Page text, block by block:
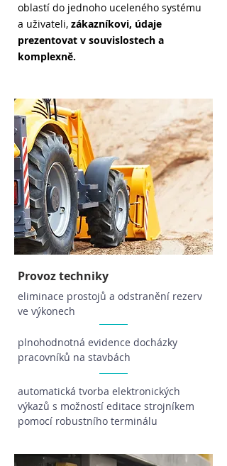
oblastí do jednoho uceleného systému
a uživateli, zákazníkovi, údaje
prezentovat v souvislostech a
komplexně.
Provoz techniky
eliminace prostojů a odstranění rezerv
ve výkonech
plnohodnotná evidence docházky
pracovníků na stavbách
automatická tvorba elektronických
výkazů s možností editace strojníkem
pomocí robustního terminálu